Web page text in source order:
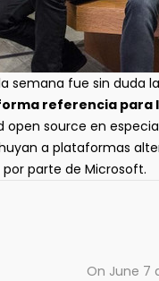
semana fue sin duda la
referencia para
open source en
a plataformas
parte de Microsoft.
On June 7